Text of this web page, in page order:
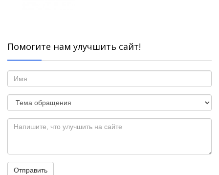
Помогите нам улучшить сайт!
Отправить